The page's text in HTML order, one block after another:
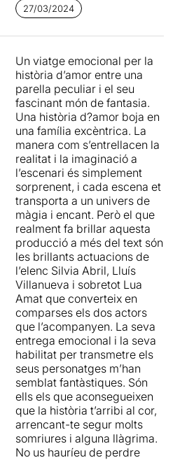
en equilibri, intentant no
l’extrema felicitat.
L’acompanya un sempre
entranyableLluís
Villanueva, que amb el seu
treball torna a demostrar
que sap imprimir bondat i
empatia a quasi tots els seus
personatges. I tanca el trio
protagonista la joveLua
Amat, una actriu que hem
descobert gràcies a la
televisió i que aquí té la gran
oportunitat de demostrat
que és una actriu amb un
gran futur per davant.
L’espectacle acaba tenint
una factura un pèl naïf –
l’escenografia quasi infantil
deMariona Ubiaaixí ho
accentua- i a estones
sembla que no cregui en el
gran potencial que té entre
mans. Però, sigui com sigui,
crec que estem davant d’un
d’aquells muntatges al que
de ben segur li funcionarà
molt bé el boca-orella.
s’estima de manera
com a aïna per tapar la seva
dissort i per endolcir una
malaltia mental davant la
seva filla, interpretafa per la
Lua Amat que fa de
narradora de tota la historia:
del que és i el que no és, del
que recorda del seu pare
escriptor, (Lluís Villanueva),
a cops disfressant la realitat:
perquè si la vida és
avorrida, és de justícia
inventar-se un altre final.
Una història que llueix
gràcies als seus intèrprets,
personatges esperpèntics
que entomen el rol de “teatre
dins el teatre”. En destaca el
paper de la Sílvia Abril que li
escau justament per la
vessant còmica.
La Mariona Ubia és l'artífex
d'una escenografia austera i
pràctica capaç de
traslladar-nos als diferents
indrets gràcies a una
il·luminació curosament
reeixida.
27/03/2024
Un viatge emocional per la
història d’amor entre una
parella peculiar i el seu
fascinant món de fantasia.
Una història d?amor boja en
una família excèntrica. La
manera com s’entrellacen la
realitat i la imaginació a
l’escenari és simplement
sorprenent, i cada escena et
transporta a un univers de
màgia i encant. Però el que
realment fa brillar aquesta
producció a més del text són
les brillants actuacions de
l’elenc Silvia Abril, Lluís
Villanueva i sobretot Lua
Amat que converteix en
comparses els dos actors
que l’acompanyen. La seva
entrega emocional i la seva
habilitat per transmetre els
seus personatges m’han
semblat fantàstiques. Són
ells els que aconsegueixen
que la història t’arribi al cor,
arrencant-te segur molts
somriures i alguna llàgrima.
No us hauríeu de perdre